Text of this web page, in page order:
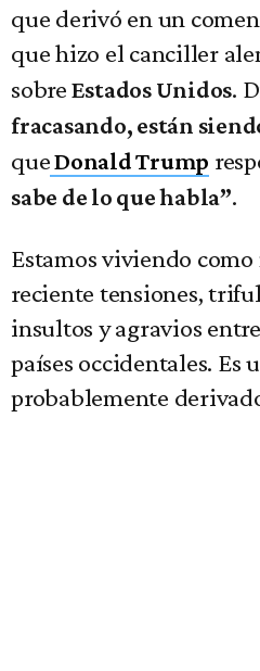
que derivó en un
que hizo el canciller
sobre Estados Unidos.
fracasando, están
queDonald Trump
sabe de lo que habla”.
Estamos viviendo
reciente tensiones,
insultos y agravios
países occidentales. Es
probablemente